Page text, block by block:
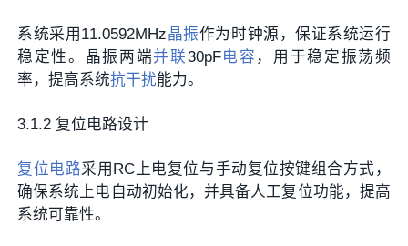
系统采用11.0592MHz晶振作为时钟源，保证系统运行
稳定性。晶振两端并联30pF电容 ，用于稳定振荡频
率，提高系统抗干扰能力。
3.1.2 复位电路设计
复位电路采用RC上电复位与手动复位按键组合方式，
确保系统上电自动初始化，并具备人工复位功能，提高
系统可靠性。